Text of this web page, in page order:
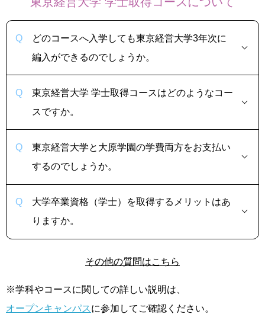
どのコースへ入学しても東京経営大学3年次に
編入ができるのでしょうか。
東京経営大学 学士取得コースはどのようなコー
スですか。
東京経営大学と大原学園の学費両方をお支払い
するのでしょうか。
大学卒業資格（学士）を取得するメリットはあ
りますか。
その他の質問はこちら
※学科やコースに関しての詳しい説明は、
オープンキャンパスに参加してご確認ください。